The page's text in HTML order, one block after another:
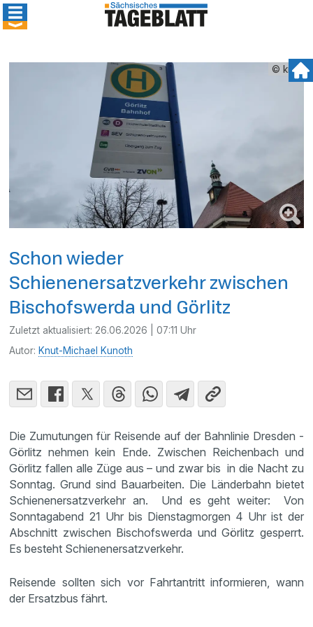
© kmk
Schon wieder
Schienenersatzverkehr zwischen
Bischofswerda und Görlitz
Zuletzt aktualisiert: 26.06.2026 | 07:11 Uhr
Autor: Knut-Michael Kunoth
Die Zumutungen für Reisende auf der Bahnlinie Dresden -
Görlitz nehmen kein Ende. Zwischen Reichenbach und
Görlitz fallen alle Züge aus – und zwar bis in die Nacht zu
Sonntag. Grund sind Bauarbeiten. Die Länderbahn bietet
Schienenersatzverkehr an. Und es geht weiter: Von
Sonntagabend 21 Uhr bis Dienstagmorgen 4 Uhr ist der
Abschnitt zwischen Bischofswerda und Görlitz gesperrt.
Es besteht Schienenersatzverkehr.
Reisende sollten sich vor Fahrtantritt informieren, wann
der Ersatzbus fährt.